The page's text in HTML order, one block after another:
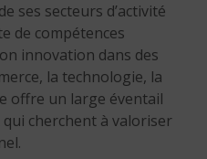
ses secteurs d’activité
de compétences
innovation dans des
la technologie, la
offre un large éventail
cherchent à valoriser